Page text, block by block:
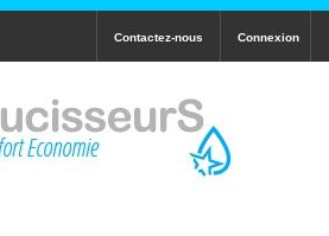
Connexion
Contactez-nous